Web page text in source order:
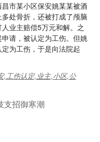
市某小区保安姚某某被酒
处骨折，还被打成了颅脑
业主赔偿5万元和解。之
请，被认定为工伤。但姚
为工伤，于是向法院起
,工伤认定,业主,小区,公